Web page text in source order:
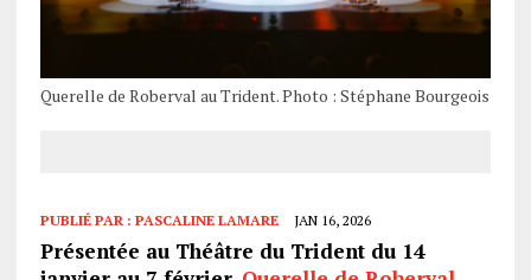
Querelle de Roberval au Trident. Photo : Stéphane Bourgeois
PUBLIÉ PAR : PASCALINE LAMARE JAN 16, 2026
Présentée au Théâtre du Trident du 14